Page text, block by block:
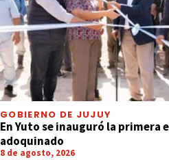
GOBIERNO DE JUJUY
En Yuto se inauguró la primera
adoquinado
8 de agosto, 2026